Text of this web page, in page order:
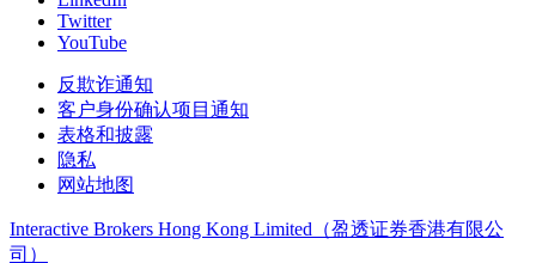
Twitter
YouTube
反欺诈通知
客户身份确认项目通知
表格和披露
隐私
网站地图
Interactive Brokers Hong Kong Limited（盈透证券香港有限公
司）